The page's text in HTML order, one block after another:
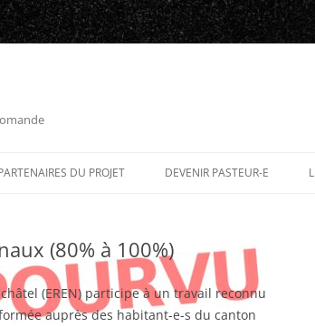
DU PROJET DEVENIR PASTEUR-E
(80% à 100%)
(EREN) participe à un travail reconnu
auprès des habitant-e-s du canton